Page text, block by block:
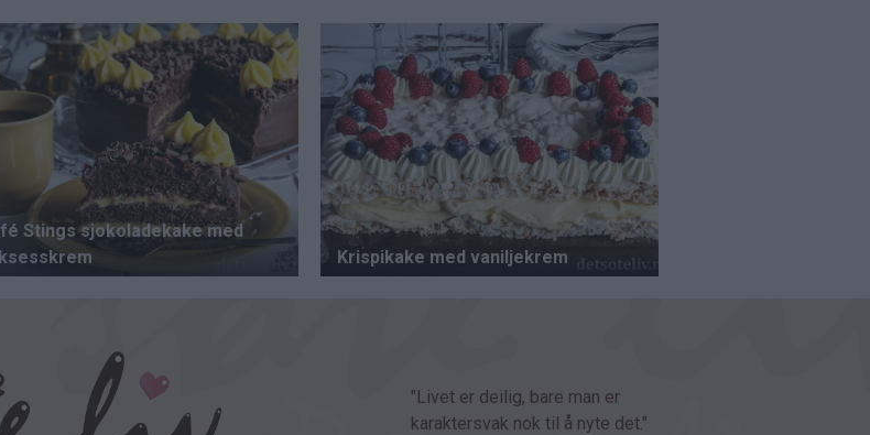
"Livet er deilig, bare man er
karaktersvak nok til å nyte det."